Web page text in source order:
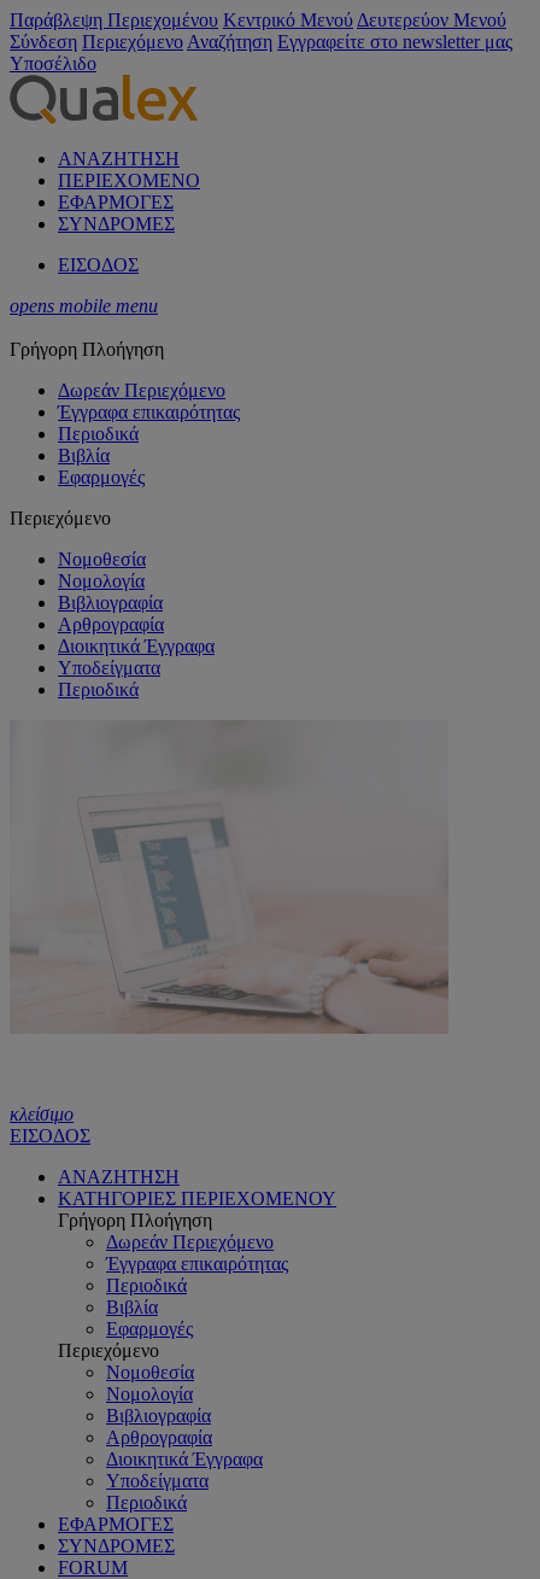
Παράβλεψη Περιεχομένου Κεντρικό Μενού Δευτερεύον Μενού
Σύνδεση Περιεχόμενο Αναζήτηση Εγγραφείτε στο newsletter μας
Υποσέλιδο
ΑΝΑΖΗΤΗΣΗ
ΠΕΡΙΕΧΟΜΕΝΟ
ΕΦΑΡΜΟΓΕΣ
ΣΥΝΔΡΟΜΕΣ
ΕΙΣΟΔΟΣ
opens mobile menu
Γρήγορη Πλοήγηση
Δωρεάν Περιεχόμενο
Έγγραφα επικαιρότητας
Περιοδικά
Βιβλία
Εφαρμογές
Περιεχόμενο
Νομοθεσία
Νομολογία
Βιβλιογραφία
Αρθρογραφία
Διοικητικά Έγγραφα
Υποδείγματα
Περιοδικά
κλείσιμο
ΕΙΣΟΔΟΣ
ΑΝΑΖΗΤΗΣΗ
ΚΑΤΗΓΟΡΙΕΣ ΠΕΡΙΕΧΟΜΕΝΟΥ
Γρήγορη Πλοήγηση
Δωρεάν Περιεχόμενο
Έγγραφα επικαιρότητας
Περιοδικά
Βιβλία
Εφαρμογές
Περιεχόμενο
Νομοθεσία
Νομολογία
Βιβλιογραφία
Αρθρογραφία
Διοικητικά Έγγραφα
Υποδείγματα
Περιοδικά
ΕΦΑΡΜΟΓΕΣ
ΣΥΝΔΡΟΜΕΣ
FORUM